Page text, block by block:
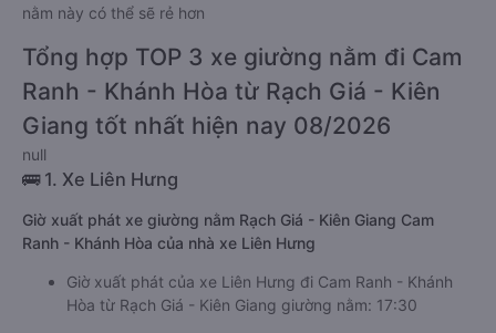
nằm này có thể sẽ rẻ hơn
Tổng hợp TOP 3 xe giường nằm đi Cam
Ranh - Khánh Hòa từ Rạch Giá - Kiên
Giang tốt nhất hiện nay 08/2026
null
🚌 1. Xe Liên Hưng
Giờ xuất phát xe giường nằm Rạch Giá - Kiên Giang Cam
Ranh - Khánh Hòa của nhà xe Liên Hưng
Giờ xuất phát của xe Liên Hưng đi Cam Ranh - Khánh
Hòa từ Rạch Giá - Kiên Giang giường nằm: 17:30